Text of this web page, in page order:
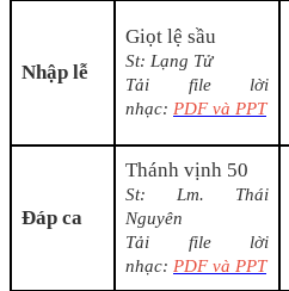
Nhập lễ
Giọt lệ sầu
St: Lạng Tử
Tải file lời
nhạc: PDF và PPT
Đáp ca
Thánh vịnh 50
St: Lm. Thái
Nguyên
Tải file lời
nhạc: PDF và PPT